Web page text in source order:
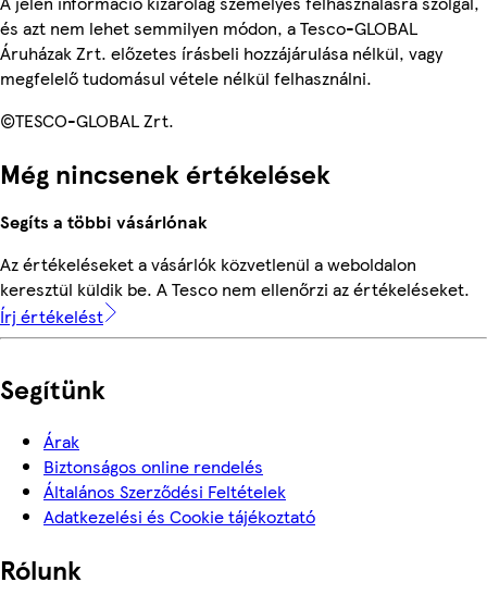
és azt nem lehet semmilyen módon, a Tesco-GLOBAL
Áruházak Zrt. előzetes írásbeli hozzájárulása nélkül, vagy
megfelelő tudomásul vétele nélkül felhasználni.
©TESCO-GLOBAL Zrt.
Még nincsenek értékelések
Segíts a többi vásárlónak
Az értékeléseket a vásárlók közvetlenül a weboldalon
keresztül küldik be. A Tesco nem ellenőrzi az értékeléseket.
Írj értékelést
Segítünk
Árak
Biztonságos online rendelés
Általános Szerződési Feltételek
Adatkezelési és Cookie tájékoztató
Rólunk